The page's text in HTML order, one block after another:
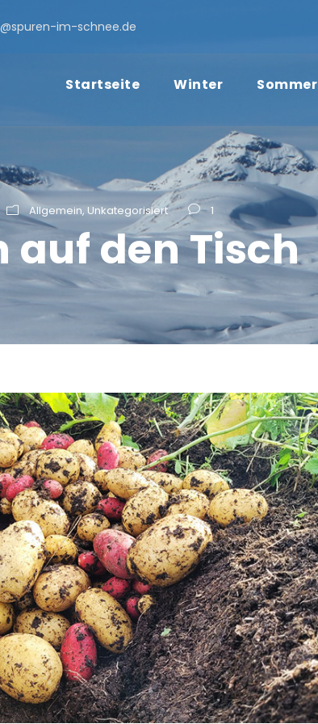
im-schnee.de
Startseite Winter Sommer
Allgemein, Unkategorisiert 1
auf den Tisch